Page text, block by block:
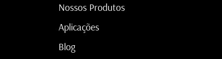
Nossos Produtos
Aplicações
Blog